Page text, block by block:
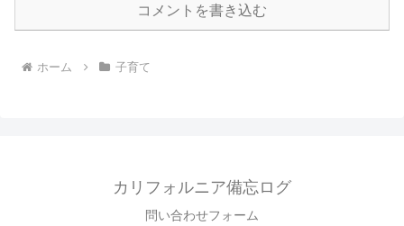
コメントを書き込む
ホーム 子育て
カリフォルニア備忘ログ
問い合わせフォーム